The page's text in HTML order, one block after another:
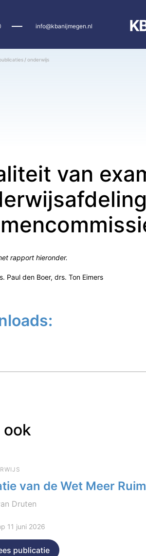
info@kbanijmegen.nl
/onderwijs
van
rapport hieronder.
Paul den Boer, drs. Ton Eimers
ook
van de Wet Meer
Druten
11 juni 2026
publicatie